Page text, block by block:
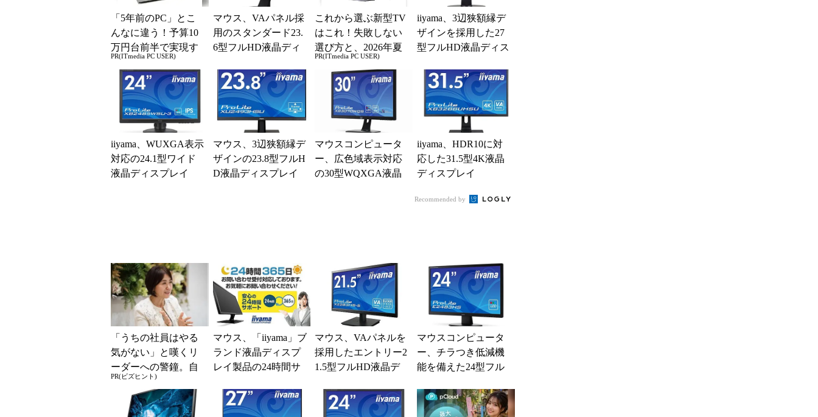
「5年前のPC」とこ
んなに違う！予算10
万円台前半で実現す
る快適PCライフ
PR(ITmedia PC USER)
マウス、VAパネル採
用のスタンダード23.
6型フルHD液晶ディ
これから選ぶ新型TV
はこれ！失敗しない
選び方と、2026年夏
の一押しモデル
PR(ITmedia PC USER)
iiyama、3辺狭額縁デ
ザインを採用した27
型フルHD液晶ディス
iiyama、WUXGA表示
対応の24.1型ワイド
液晶ディスプレイ
マウス、3辺狭額縁デ
ザインの23.8型フルH
D液晶ディスプレイ
マウスコンピュータ
ー、広色域表示対応
の30型WQXGA液晶
iiyama、HDR10に対
応した31.5型4K液晶
ディスプレイ
Recommended by
「うちの社員はやる
気がない」と嘆くリ
ーダーへの警鐘。自
律型組織をつくる前
に外せない、たった
一つの順番
PR(ビズヒント)
マウス、「iiyama」ブ
ランド液晶ディスプ
レイ製品の24時間サ
マウス、VAパネルを
採用したエントリー2
1.5型フルHD液晶デ
マウスコンピュータ
ー、チラつき低減機
能を備えた24型フル
83HS」